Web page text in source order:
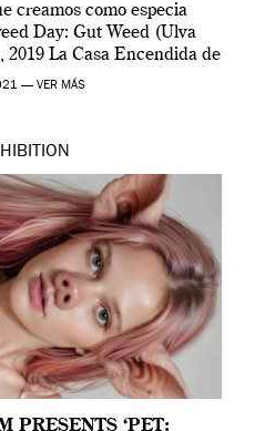
creamos como especia
Day: Gut Weed (Ulva
La Casa Encendida de
[…]
— VER MÁS
PRESENTS ‘PET: